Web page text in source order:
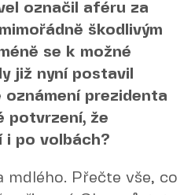
označil aféru za
škodlivým
se k možné
již nyní postavil
oznámení prezidenta
potvrzení, že
i po volbách?
mdlého. Přečte vše, co